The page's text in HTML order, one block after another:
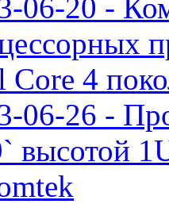
06-20 -
Core 4
06-26 -
высотой